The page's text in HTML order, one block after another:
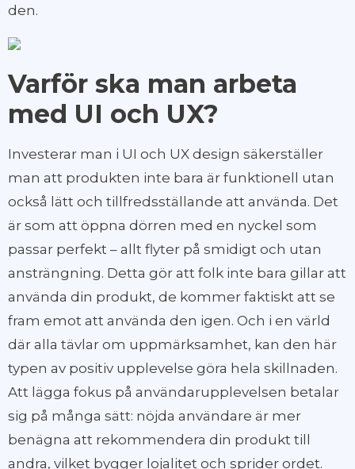
den.
Varför ska man arbeta
med UI och UX?
Investerar man i UI och UX design säkerställer
man att produkten inte bara är funktionell utan
också lätt och tillfredsställande att använda. Det
är som att öppna dörren med en nyckel som
passar perfekt – allt flyter på smidigt och utan
ansträngning. Detta gör att folk inte bara gillar att
använda din produkt, de kommer faktiskt att se
fram emot att använda den igen. Och i en värld
där alla tävlar om uppmärksamhet, kan den här
typen av positiv upplevelse göra hela skillnaden.
Att lägga fokus på användarupplevelsen betalar
sig på många sätt: nöjda användare är mer
benägna att rekommendera din produkt till
andra, vilket bygger lojalitet och sprider ordet.